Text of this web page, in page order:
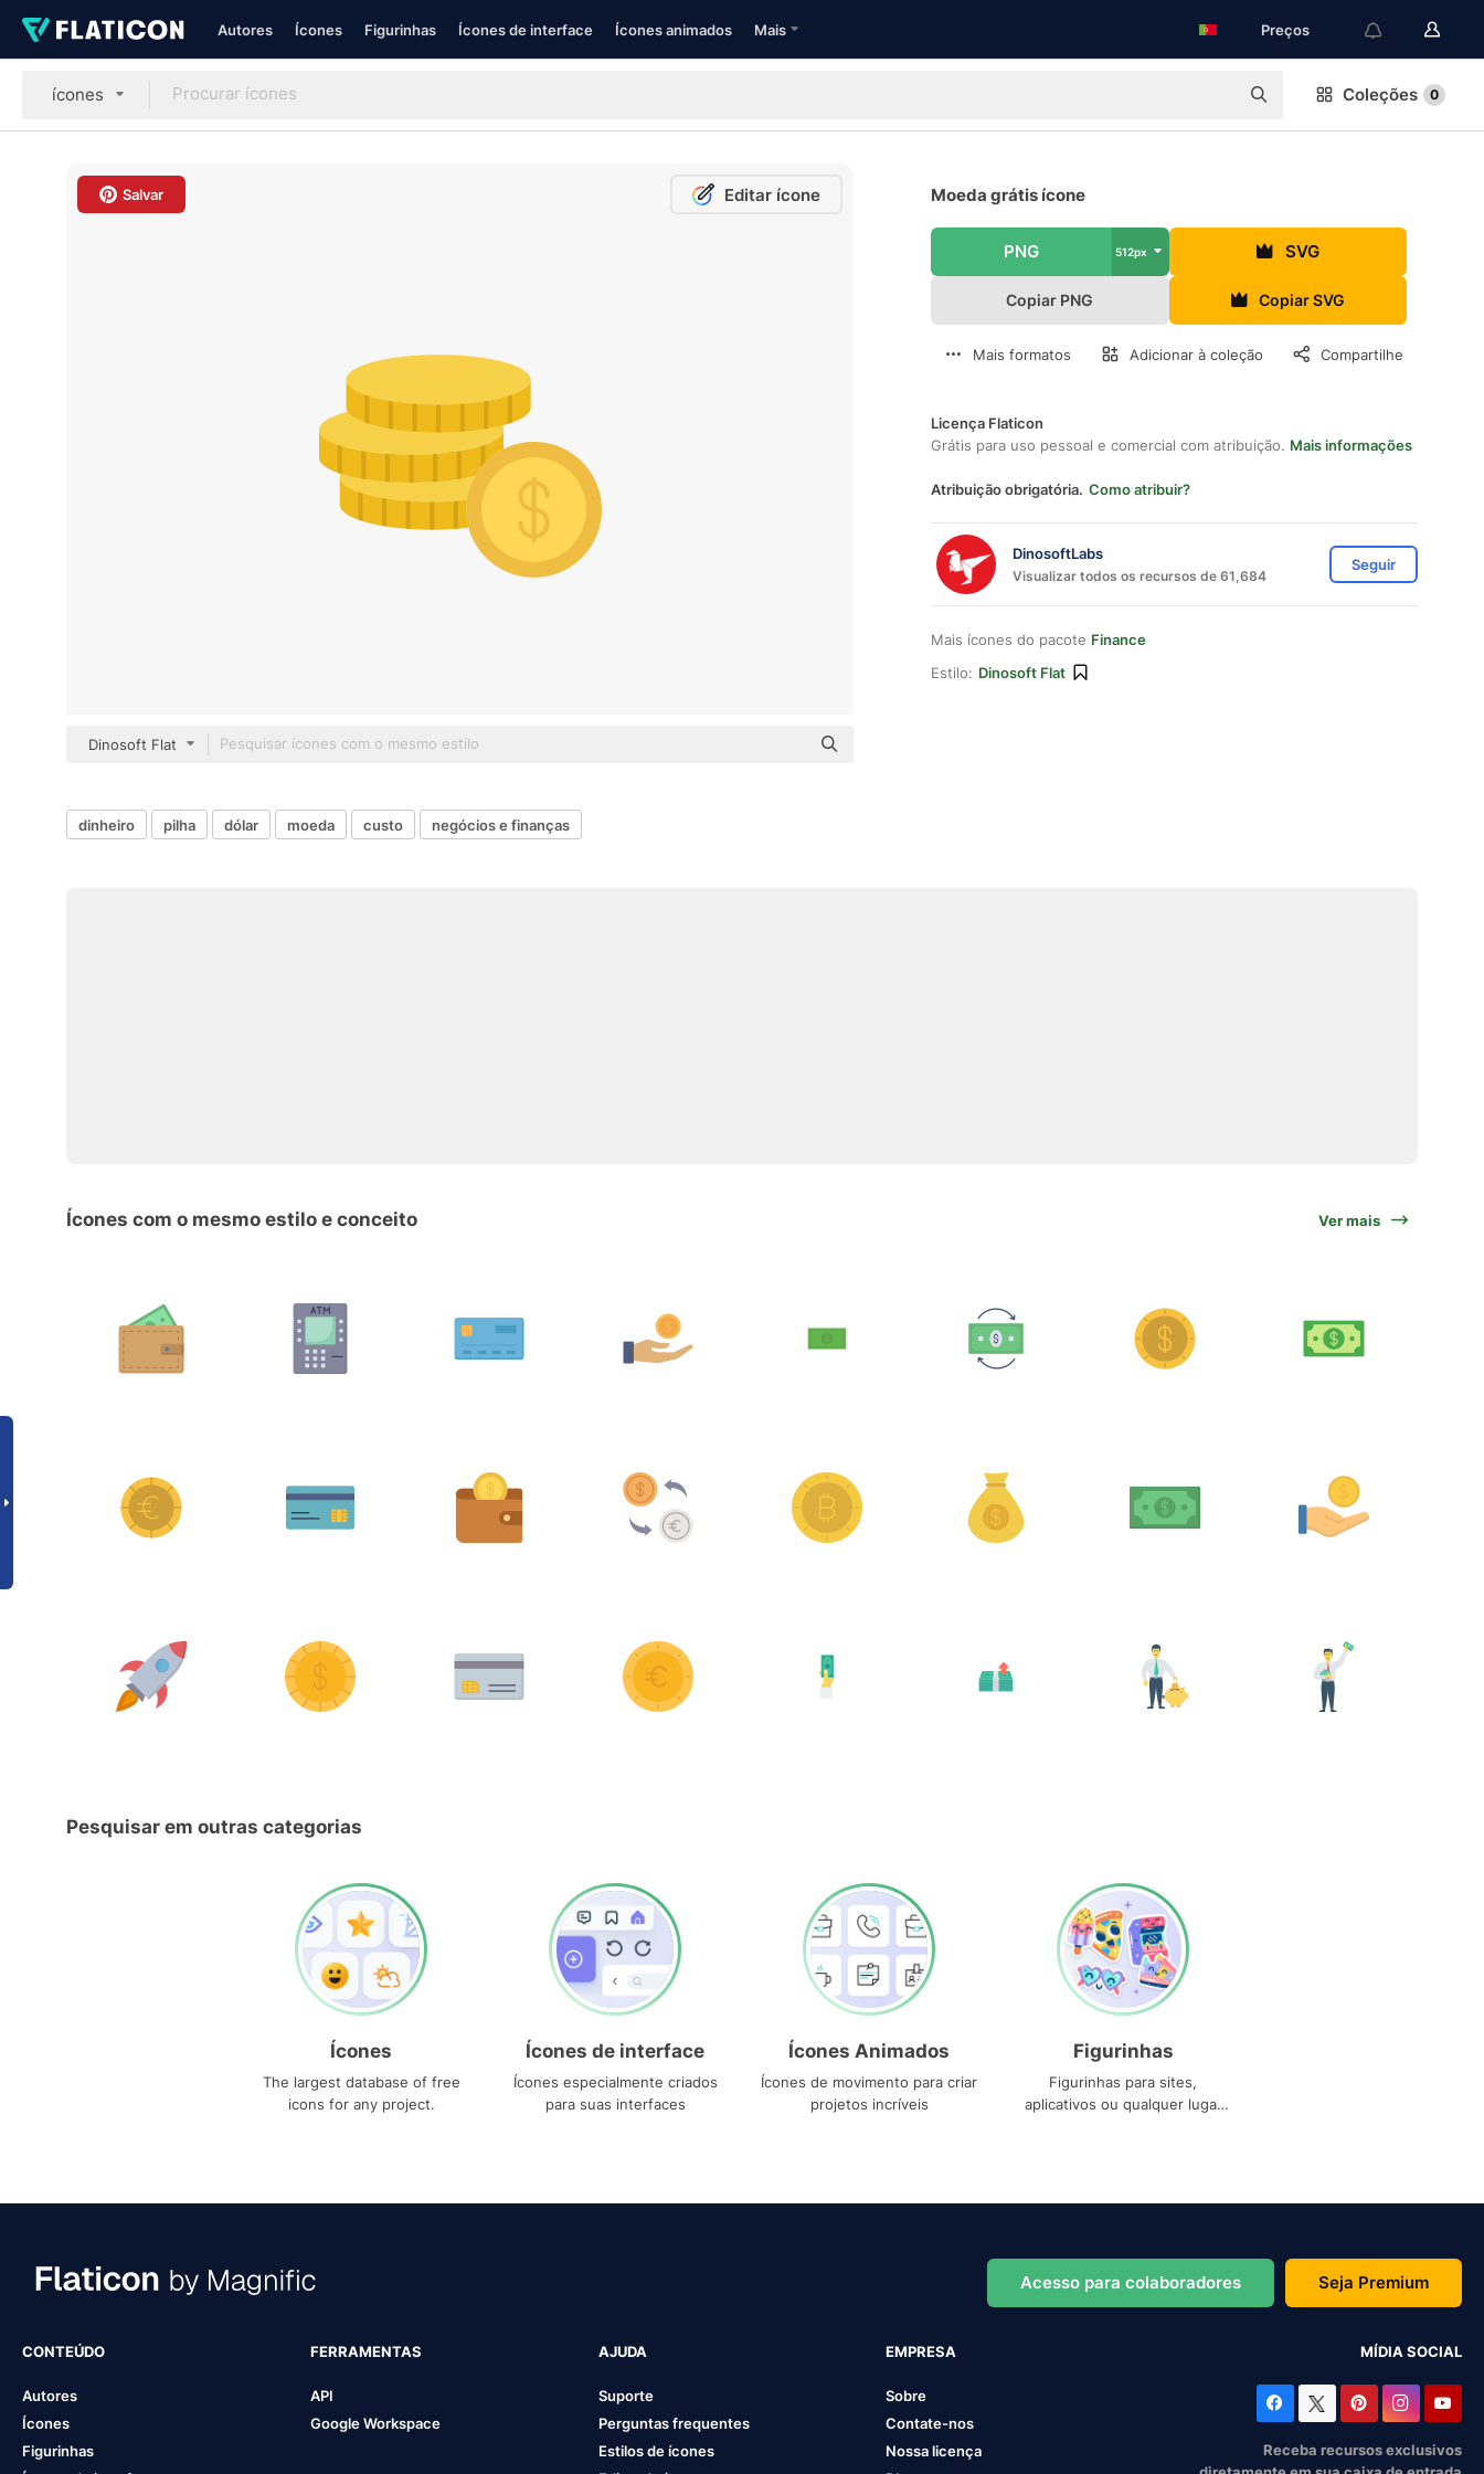
Autores Ícones Figurinhas Ícones de interface Ícones animados Mais Preços
ícones Coleções 0
Salvar Editar ícone
Dinosoft Flat
Moeda grátis ícone
PNG 512px SVG
Copiar PNG Copiar SVG
Mais formatos Adicionar à coleção Compartilhe
Licença Flaticon
Grátis para uso pessoal e comercial com atribuição. Mais informações
Atribuição obrigatória. Como atribuir?
DinosoftLabs
Visualizar todos os recursos de 61,684
Seguir
Mais ícones do pacote Finance
Estilo: Dinosoft Flat
dinheiro pilha dólar moeda custo negócios e finanças
Ícones com o mesmo estilo e conceito Ver mais
Pesquisar em outras categorias
Ícones
The largest database of free
icons for any project.
Ícones de interface
Ícones especialmente criados
para suas interfaces
Ícones Animados
Ícones de movimento para criar
projetos incríveis
Figurinhas
Figurinhas para sites,
aplicativos ou qualquer lugar
Acesso para colaboradores Seja Premium
CONTEÚDO
Autores
Ícones
Figurinhas
FERRAMENTAS
API
Google Workspace
AJUDA
Suporte
Perguntas frequentes
Estilos de ícones
EMPRESA
Sobre
Contate-nos
Nossa licença
MÍDIA SOCIAL
Receba recursos exclusivos